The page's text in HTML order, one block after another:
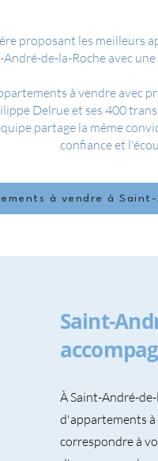
proposant les meilleurs
de-la-Roche avec
à vendre avec
Delrue et ses 400
partage la même
confiance et
Saint-
À Saint-André-
d'appartements
correspondre à